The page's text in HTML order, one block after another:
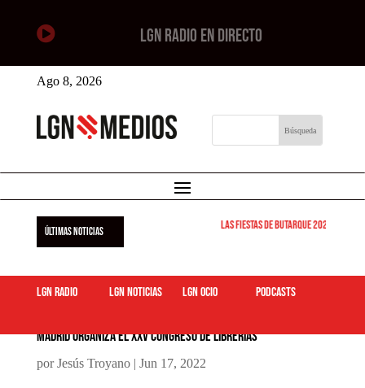
 LGN RADIO EN DIRECTO
Ago 8, 2026
ÚLTIMAS NOTICIAS Las Fiestas de Butarque 2026
LGN Radio LGN Noticias LGN ocio podcasts
Madrid organiza el XXV Congreso de Librerías
porJesús Troyano| Jun 17, 2022